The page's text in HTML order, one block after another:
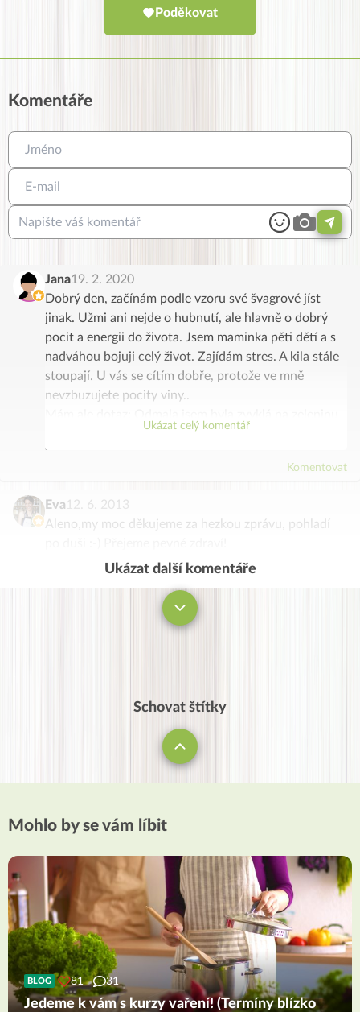
Poděkovat
Komentáře
Jana19. 2. 2020
Dobrý den, začínám podle vzoru své švagrové jíst
jinak. Užmi ani nejde o hubnutí, ale hlavně o dobrý
pocit a energii do života. Jsem maminka pěti dětí a s
nadváhou bojuji celý život. Zajídám stres. A kila stále
stoupají. U vás se cítím dobře, protože ve mně
nevzbuzujete pocity viny..
ze zahrádky, ta kupovaná obsahovala moc “chemie”.
Ve slupkách jí prý je nejvíc… A teď čtu, že se všechny
odřezky mají uvařit na vývar. Mám to v sobě zaryté z
Děkuji za inspiraci a těším se na pohodovější jedení s
Tvým vedením.
Ukázat celý komentář
Komentovat
Eva12. 6. 2013
Aleno,my moc děkujeme za hezkou zprávu, pohladí
Ukázat další komentáře
Schovat štítky
Mohlo by se vám líbit
BLOG 81 31
Jedeme k vám s kurzy vaření! (Termíny blízko